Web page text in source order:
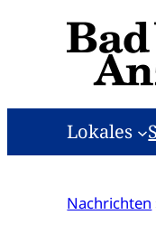
Lokales
Nachrichten